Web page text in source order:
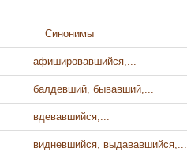
Синонимы
афишировавшийся,...
балдевший, бывавший,...
вдевавшийся,...
видневшийся, выдававшийся,...